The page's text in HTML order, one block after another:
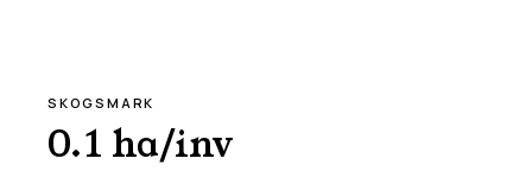
SKOGSMARK
0.1 ha/inv